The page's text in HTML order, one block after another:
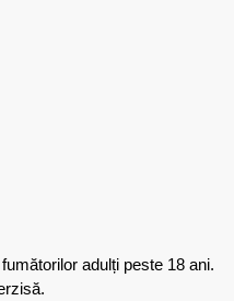
adulți peste 18 ani.